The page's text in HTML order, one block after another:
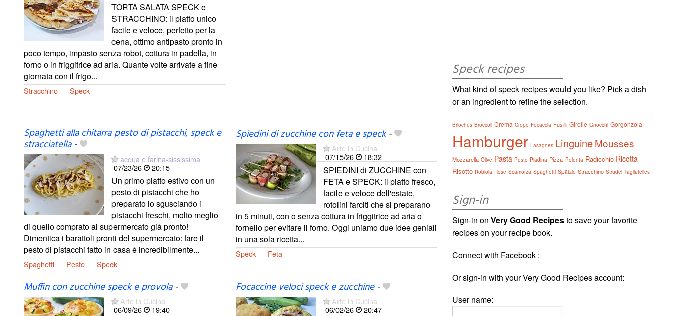
TORTA SALATA SPECK e
STRACCHINO: il piatto unico
facile e veloce, perfetto per la
cena, ottimo antipasto pronto in
poco tempo, impasto senza robot, cottura in padella, in
forno o in friggitrice ad aria. Quante volte arrivate a fine
giornata con il frigo...
Stracchino Speck
Spaghetti alla chitarra pesto di pistacchi, speck e
stracciatella-
acqua e farina-sississima
07/23/26
20:15
Un primo piatto estivo con un
pesto di pistacchi che ho
preparato io sgusciando i
pistacchi freschi, molto meglio
di quello comprato al supermercato già pronto!
Dimentica i barattoli pronti del supermercato: fare il
pesto di pistacchi fatto in casa è incredibilmente...
Spaghetti Pesto Speck
Spiedini di zucchine con feta e speck-
Arte in Cucina
07/15/26
18:32
SPIEDINI di ZUCCHINE con
FETA e SPECK: il piatto fresco,
facile e veloce dell'estate,
rotolini farciti che si preparano
in 5 minuti, con o senza cottura in friggitrice ad aria o
fornello per evitare il forno. Oggi uniamo due idee geniali
in una sola ricetta...
Speck Feta
Muffin con zucchine speck e provola-
Arte in Cucina
06/09/26
19:40
Focaccine veloci speck e zucchine-
Arte in Cucina
06/02/26
20:47
Speck recipes
What kind of speck recipes would you like? Pick a dish
or an ingredient to refine the selection.
Brioches Broccoli Crema Crepe Focaccia Fusilli Girelle Gnocchi Gorgonzola
Hamburger Lasagnes LinguineMousses
Mozzarella Olive Pasta Pesto Piadina Pizza Polenta Radicchio Ricotta
Risotto Robiola Rose Scamorza Spaghetti Spätzle Stracchino Strudel Tagliatelles
Sign-in
Sign-in onVery Good Recipesto save your favorite
recipes on your recipe book.
Connect with Facebook :
Or sign-in with your Very Good Recipes account:
User name: